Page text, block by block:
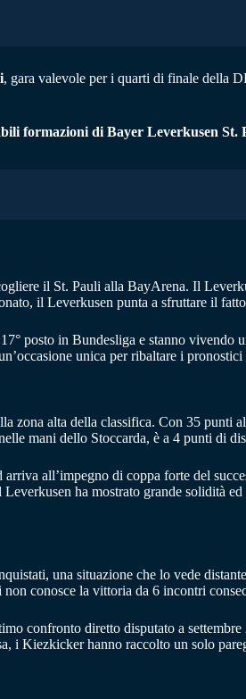
, gara valevole per i quarti di finale della
formazioni di Bayer Leverkusen St.
il St. Pauli alla BayArena. Il
il Leverkusen punta a sfruttare il
posto in Bundesliga e stanno
unica per ribaltare i
zona alta della classifica. Con 35 punti
mani dello Stoccarda, è a 4 punti di
all’impegno di coppa forte del
ha mostrato grande solidità
una situazione che lo vede
conosce la vittoria da 6 incontri
confronto diretto disputato a
i Kiezkicker hanno raccolto un solo